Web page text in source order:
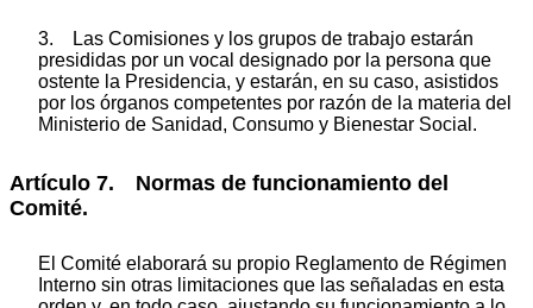
3. Las Comisiones y los grupos de trabajo estarán
presididas por un vocal designado por la persona que
ostente la Presidencia, y estarán, en su caso, asistidos
por los órganos competentes por razón de la materia del
Ministerio de Sanidad, Consumo y Bienestar Social.
Artículo 7. Normas de funcionamiento del
Comité.
El Comité elaborará su propio Reglamento de Régimen
Interno sin otras limitaciones que las señaladas en esta